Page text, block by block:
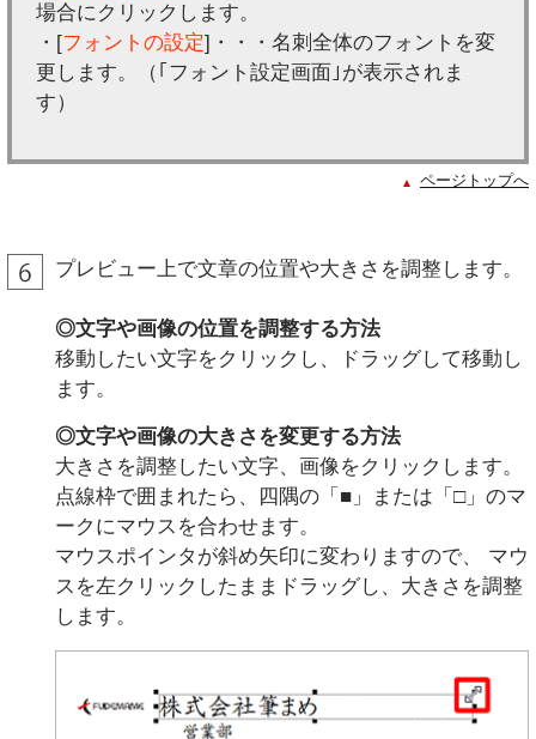
場合にクリックします。
・[フォントの設定]・・・名刺全体のフォントを変
更します。（｢フォント設定画面｣が表示されま
す）
ページトップへ
プレビュー上で文章の位置や大きさを調整します。
◎文字や画像の位置を調整する方法
移動したい文字をクリックし、ドラッグして移動し
ます。
◎文字や画像の大きさを変更する方法
大きさを調整したい文字、画像をクリックします。
点線枠で囲まれたら、四隅の「■」または「□」のマ
ークにマウスを合わせます。
マウスポインタが斜め矢印に変わりますので、 マウ
スを左クリックしたままドラッグし、大きさを調整
します。